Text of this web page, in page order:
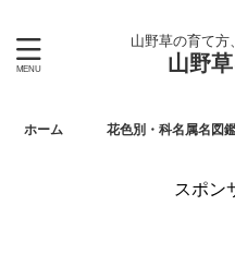
山野草の育て方
山野
ホーム 花色別・科名属名図
スポン